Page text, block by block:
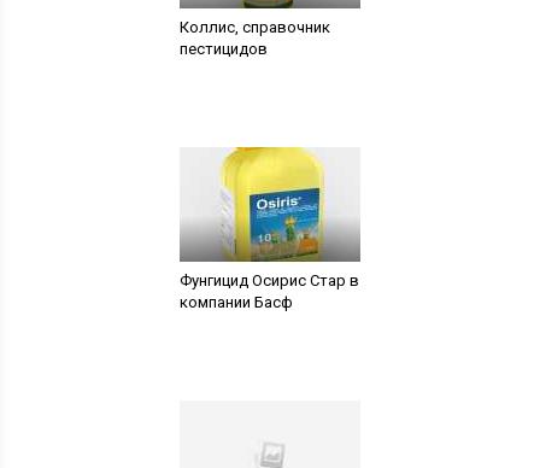
Коллис, справочник
пестицидов
Фунгицид Осирис Стар в
компании Басф